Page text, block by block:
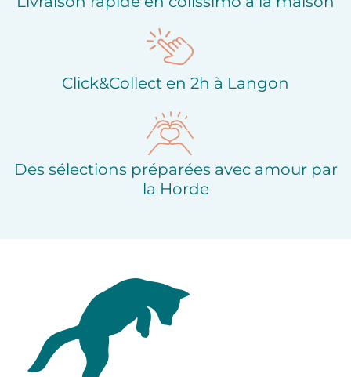
Click&Collect en 2h à Langon
Des sélections préparées avec amour par
la Horde